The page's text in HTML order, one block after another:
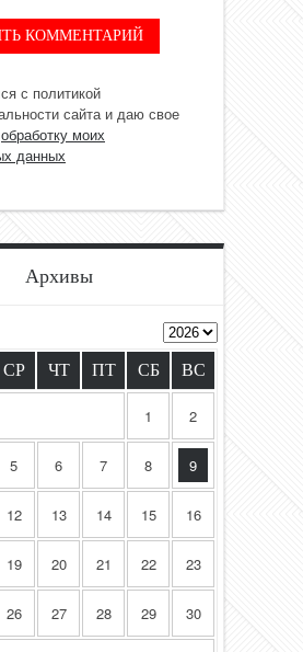
с политикой
сайта и даю свое
обработку моих
данных
Архивы
СР ЧТ ПТ СБ ВС
1 2
5 6 7 8 9
12 13 14 15 16
19 20 21 22 23
26 27 28 29 30